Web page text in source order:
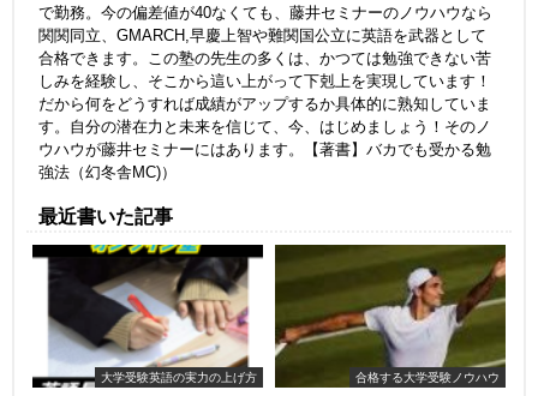
で勤務。今の偏差値が40なくても、藤井セミナーのノウハウなら
関関同立、GMARCH,早慶上智や難関国公立に英語を武器として
合格できます。この塾の先生の多くは、かつては勉強できない苦
しみを経験し、そこから這い上がって下剋上を実現しています！
だから何をどうすれば成績がアップするか具体的に熟知していま
す。自分の潜在力と未来を信じて、今、はじめましょう！そのノ
ウハウが藤井セミナーにはあります。【著書】バカでも受かる勉
強法（幻冬舎MC)）
最近書いた記事
大学受験英語の実力の上げ方 合格する大学受験ノウハウ